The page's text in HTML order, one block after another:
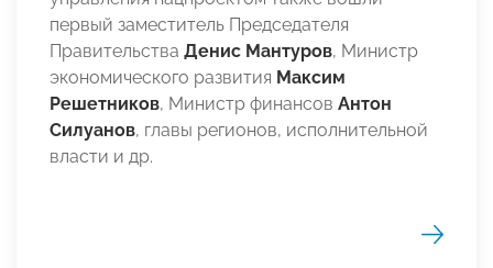
первый заместитель Председателя
Правительства Денис Мантуров, Министр
экономического развития Максим
Решетников, Министр финансов Антон
Силуанов, главы регионов, исполнительной
власти и др.